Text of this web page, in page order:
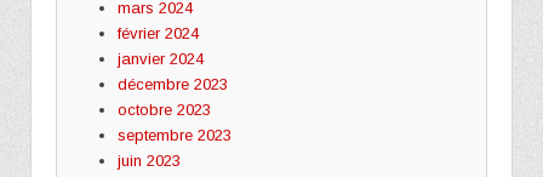
mars 2024
février 2024
janvier 2024
décembre 2023
octobre 2023
septembre 2023
juin 2023